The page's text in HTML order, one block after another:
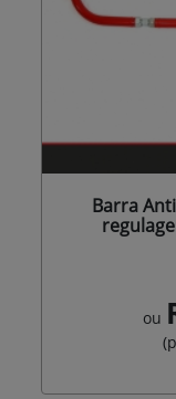
Barra
ou